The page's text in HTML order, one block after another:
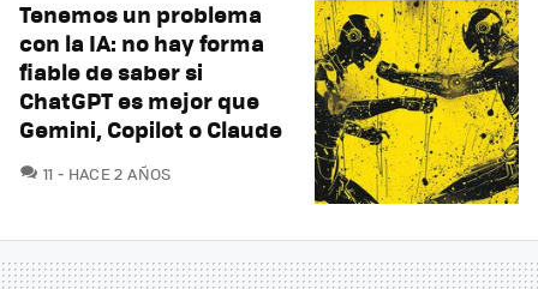
Tenemos un problema
con la IA: no hay forma
fiable de saber si
ChatGPT es mejor que
Gemini, Copilot o Claude
11 COMENTARIOS
HACE 2 AÑOS